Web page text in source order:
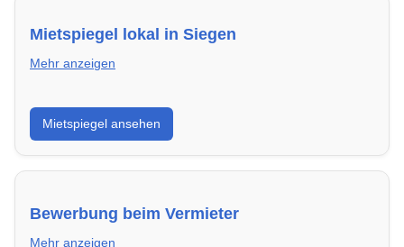
Mietspiegel lokal in Siegen
Mehr anzeigen
Erhalte einen Überblick über die aktuellen Mietpreise
regional in Siegen. So weißt du genau, welche Miete
fair ist und wo sich ein Vergleich lohnt.
Mietspiegel ansehen
Bewerbung beim Vermieter
Mehr anzeigen